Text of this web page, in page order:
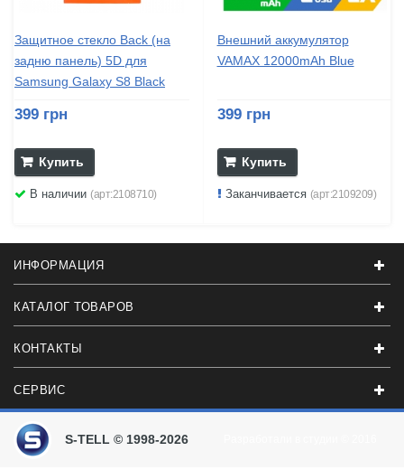
Защитное стекло Back (на
задню панель) 5D для
Samsung Galaxy S8 Black
399 грн
Купить
В наличии (арт:2108710)
Внешний аккумулятор
VAMAX 12000mAh Blue
399 грн
Купить
Заканчивается (арт:2109209)
ИНФОРМАЦИЯ
КАТАЛОГ ТОВАРОВ
КОНТАКТЫ
СЕРВИС
S-TELL © 1998-2026